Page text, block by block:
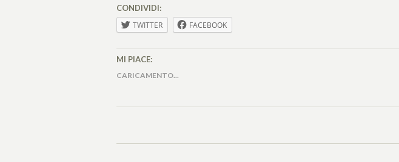
CONDIVIDI:
TWITTER FACEBOOK
MI PIACE:
CARICAMENTO...